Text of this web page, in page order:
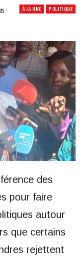
À LA UNE POLITIQUE
des
pour faire
autour
que certains
rejettent